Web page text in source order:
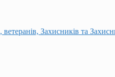
Захисників та